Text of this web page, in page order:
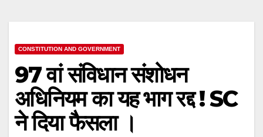
CONSTITUTION AND GOVERNMENT
97 वां संविधान संशोधन
अधिनियम का यह भाग रद्द ! SC
ने दिया फैसला ।